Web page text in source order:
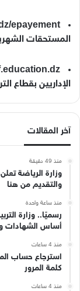
المستحقات
الإداريين بقطاع التربية
آخر المقالات
منذ 49 دقيقة
والتقديم من هنا
منذ ساعة واحدة
رسميًا.. وزارة
أساس الشهادات
منذ 4 ساعات
استرجاع حساب
كلمة المرور
منذ 4 ساعات